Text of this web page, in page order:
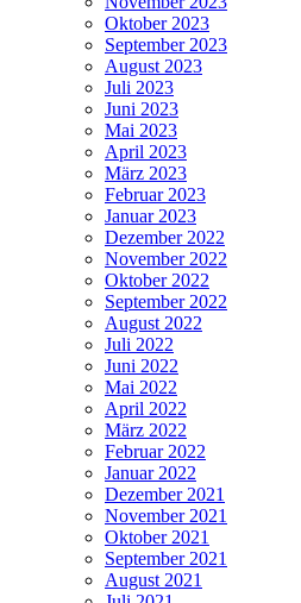
Oktober 2023
September 2023
August 2023
Juli 2023
Juni 2023
Mai 2023
April 2023
März 2023
Februar 2023
Januar 2023
Dezember 2022
November 2022
Oktober 2022
September 2022
August 2022
Juli 2022
Juni 2022
Mai 2022
April 2022
März 2022
Februar 2022
Januar 2022
Dezember 2021
November 2021
Oktober 2021
September 2021
August 2021